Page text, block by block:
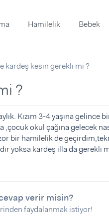
Hamilelik Bebek
kardeş kesin gerekli mi ?
?
Kızım 3-4 yaşına gelince
okul çağına gelecek
bir hamilelik de
yoksa kardeş illa da gerekli
verir misin?
faydalanmak istiyor!